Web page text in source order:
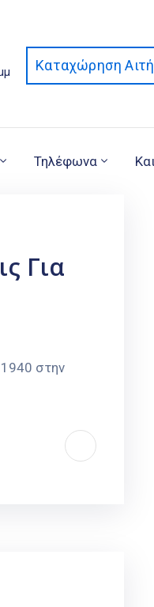
Καταχώρηση
Τηλέφωνα
Για
στην